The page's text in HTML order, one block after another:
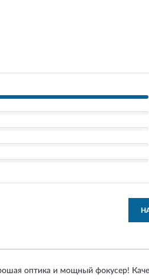
оптика и мощный фокусер!